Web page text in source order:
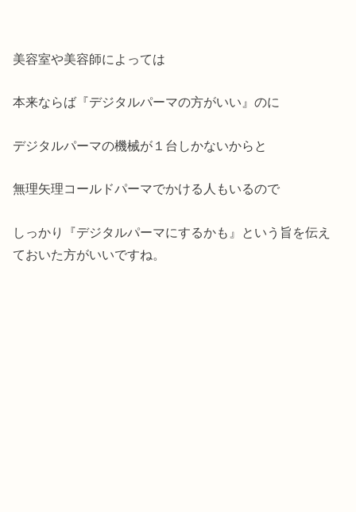
美容室や美容師によっては
本来ならば『デジタルパーマの方がいい』のに
デジタルパーマの機械が１台しかないからと
無理矢理コールドパーマでかける人もいるので
しっかり『デジタルパーマにするかも』という旨を伝え
ておいた方がいいですね。